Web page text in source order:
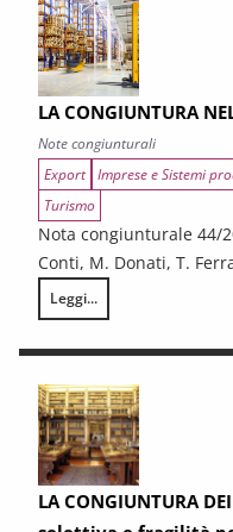
LA CONGIUNTURA
Note congiunturali
Export Imprese e Sistemi
Turismo
Nota congiunturale 44/
Conti, M. Donati, T.
Leggi...
LA CONGIUNTURA NELLE
LA CONGIUNTURA